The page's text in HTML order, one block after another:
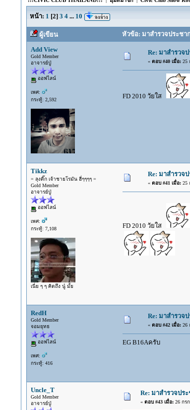
หน้า: 1 [2] 3 4 ... 10
ผู้เขียน หัวข้อ: มาสำรวจประชา
Add View
Gold Member
อาจารย์ปู่
ออฟไลน์
เพศ:
กระทู้: 2,592
Re: มาสำรวจ
« ตอบ #40 เมื่อ:25
FD 2010 วัยใส
Tikkz
= ลุงติ๊ก เจ้าชายโรมัน ฮี่ๆๆๆๆ =
Gold Member
อาจารย์ปู่
ออฟไลน์
เพศ:
กระทู้: 7,108
เนี่ย ๆ ๆ คิดถึง นู๋ มั้ย
Re: มาสำรวจ
« ตอบ #41 เมื่อ:25
FD 2010 วัยใส
RedH
Gold Member
จอมยุทธ
ออฟไลน์
เพศ:
กระทู้: 416
Re: มาสำรวจ
« ตอบ #42 เมื่อ:26
EG B16Aครับ
Uncle_T
Gold Member
อาจารย์ปู่
Re: มาสำรวจปร
« ตอบ #43 เมื่อ:26 กรก